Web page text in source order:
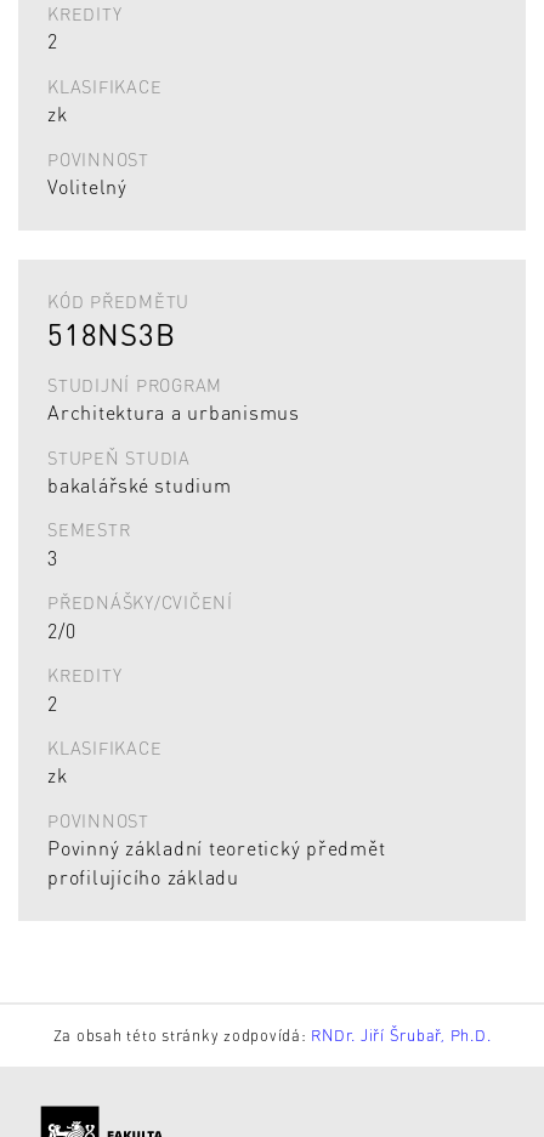
KREDITY
2
KLASIFIKACE
zk
POVINNOST
Volitelný
KÓD PŘEDMĚTU
518NS3B
STUDIJNÍ PROGRAM
Architektura a urbanismus
STUPEŇ STUDIA
bakalářské studium
SEMESTR
3
PŘEDNÁŠKY/CVIČENÍ
2/0
KREDITY
2
KLASIFIKACE
zk
POVINNOST
Povinný základní teoretický předmět
profilujícího základu
Za obsah této stránky zodpovídá: RNDr. Jiří Šrubař, Ph.D.